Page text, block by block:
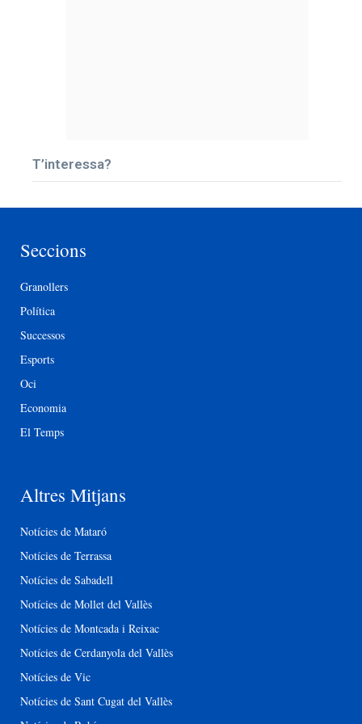
T’interessa?
Seccions
Granollers
Política
Successos
Esports
Oci
Economia
El Temps
Altres Mitjans
Notícies de Mataró
Notícies de Terrassa
Notícies de Sabadell
Notícies de Mollet del Vallès
Notícies de Montcada i Reixac
Notícies de Cerdanyola del Vallès
Notícies de Vic
Notícies de Sant Cugat del Vallès